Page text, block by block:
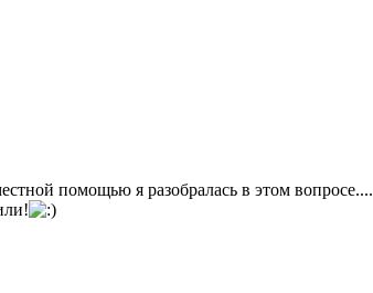
помощью я разобралась в этом вопросе....